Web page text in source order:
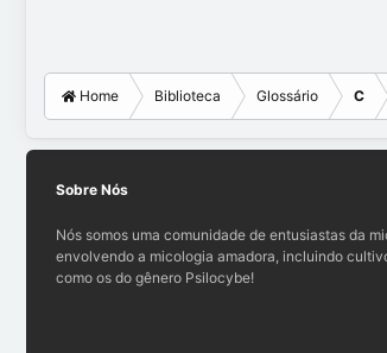
Home Biblioteca Glossário C
Sobre Nós
Nós somos uma comunidade de entusiastas da
envolvendo a micologia amadora, incluindo
como os do gênero Psilocybe!